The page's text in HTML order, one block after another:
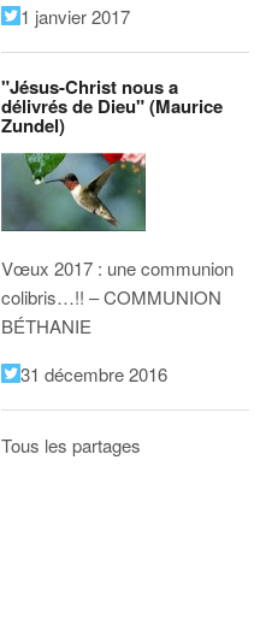
1 janvier 2017
"Jésus-Christ nous a
délivrés de Dieu" (Maurice
Zundel)
Vœux 2017 : une communion
colibris…!! – COMMUNION
BÉTHANIE
31 décembre 2016
Tous les partages